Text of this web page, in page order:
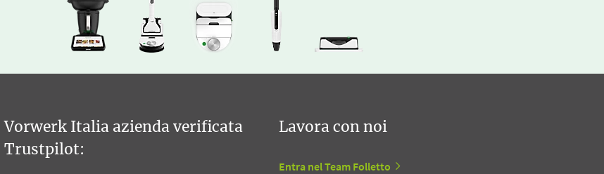
Vorwerk Italia azienda verificata
Trustpilot:
Lavora con noi
Entra nel Team Folletto